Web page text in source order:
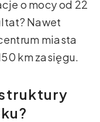
o mocy od 22
Nawet
miasta
km zasięgu.